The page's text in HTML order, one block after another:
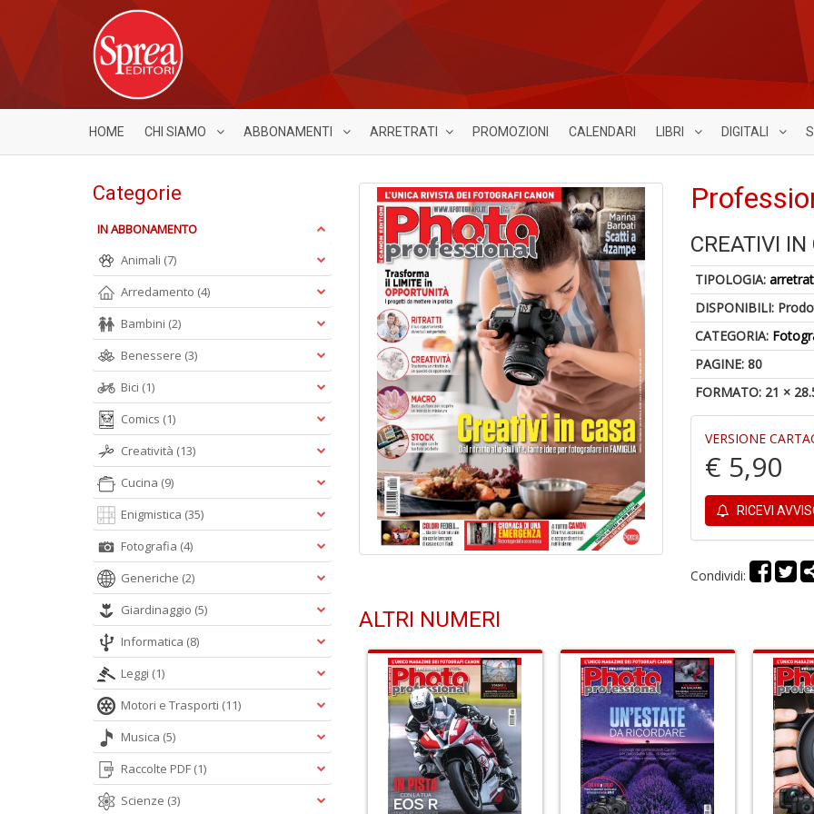
HOME CHI SIAMO ABBONAMENTI ARRETRATI PROMOZIONI CALENDARI LIBRI DIGITALI
CREATIVI IN
TIPOLOGIA:
DISPONIBILI:
CATEGORIA:
PAGINE: 80
FORMATO: 21 ×
VERSIONE
€ 5,90
RICEVI
Condividi:
ALTRI NUMERI
Categorie
IN ABBONAMENTO
Animali (7)
Arredamento (4)
Bambini (2)
Benessere (3)
Bici (1)
Comics (1)
Creatività (13)
Cucina (9)
Enigmistica (35)
Fotografia (4)
Generiche (2)
Giardinaggio (5)
Informatica (8)
Leggi (1)
Motori e Trasporti (11)
Musica (5)
Raccolte PDF (1)
Scienze (3)